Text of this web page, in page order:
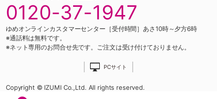
0120-37-1947
ゆめオンラインカスタマーセンター［受付時間］あさ10時～夕方6時
※通話料は無料です。
※ネット専用のお問合せ先です。ご注文は受け付けておりません。
PCサイト
Copyright © IZUMI Co.,Ltd. All rights reserved.